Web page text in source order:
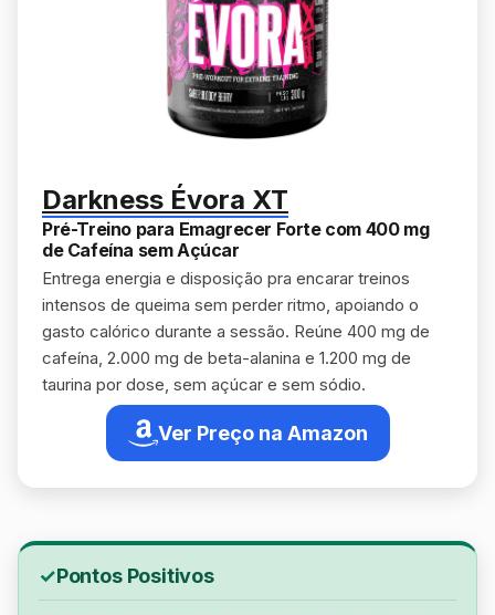
Darkness Évora XT
Pré-Treino para Emagrecer Forte com 400 mg
de Cafeína sem Açúcar
Entrega energia e disposição pra encarar treinos
intensos de queima sem perder ritmo, apoiando o
gasto calórico durante a sessão. Reúne 400 mg de
cafeína, 2.000 mg de beta-alanina e 1.200 mg de
taurina por dose, sem açúcar e sem sódio.
Ver Preço na Amazon
Pontos Positivos